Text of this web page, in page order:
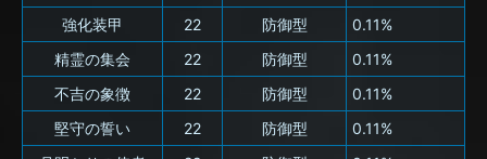
強化装甲
22 防御型
0.11%
精霊の集会
22 防御型
0.11%
不吉の象徴
22 防御型
0.11%
堅守の誓い
22 防御型
0.11%